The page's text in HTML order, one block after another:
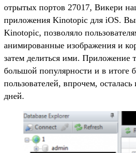
отрытых портов 27017, Викери
приложения Kinotopic для iOS.
Kinotopic, позволяло
анимированные изображения и
затем делиться ими. Приложение
большой популярности и в итоге
пользователей, впрочем,
дней.